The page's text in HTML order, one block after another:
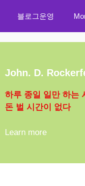
블로그운영
John. D.
하루 종일 일만 하는
돈 벌 시간이 없다
Learn more